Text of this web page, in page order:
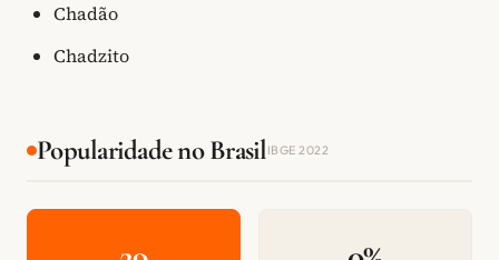
Chadão
Chadzito
Popularidade no BrasilIBGE 2022